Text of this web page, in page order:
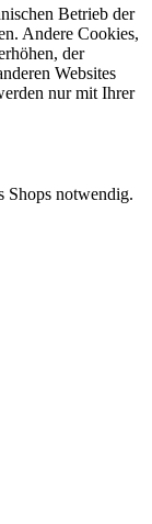
Betrieb der
Andere Cookies,
der
Websites
nur mit Ihrer
Shops notwendig.